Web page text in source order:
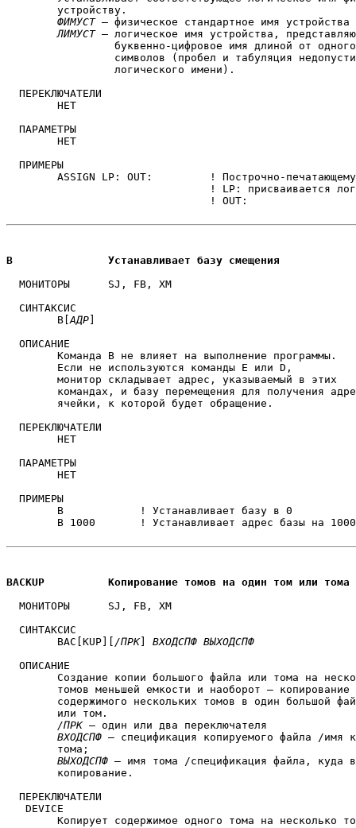
ФИМУСТ — физическое стандартное имя устройства
ЛИМУСТ — логическое имя устройства,
  ПЕРЕКЛЮЧАТЕЛИ
  ПАРАМЕТРЫ
  ПРИМЕРЫ
! LP: присваивается
                                ! OUT:
B		Устанавливает базу смещения
  МОНИТОРЫ	SJ, FB, XM
  СИНТАКСИС
	B[
АДР
  ОПИСАНИЕ
  ПЕРЕКЛЮЧАТЕЛИ
  ПАРАМЕТРЫ
  ПРИМЕРЫ
BACKUP		Копирование томов на один том или
  МОНИТОРЫ	SJ, FB, XM
  СИНТАКСИС
	BAC[KUP][
/ПРК] ВХОДСПФ ВЫХОДСПФ
  ОПИСАНИЕ
/ПРК — один или два переключателя
ВХОДСПФ — спецификация копируемого файла /имя
ВЫХОДСПФ — имя тома /спецификация файла, куда
  ПЕРЕКЛЮЧАТЕЛИ
   DEVICE